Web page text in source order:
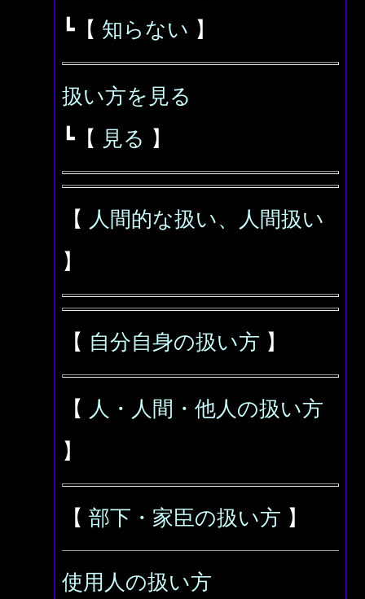
┗【 知らない 】
扱い方を見る
┗【 見る 】
【 人間的な扱い、人間扱い
】
【 自分自身の扱い方 】
【 人・人間・他人の扱い方
】
【 部下・家臣の扱い方 】
使用人の扱い方